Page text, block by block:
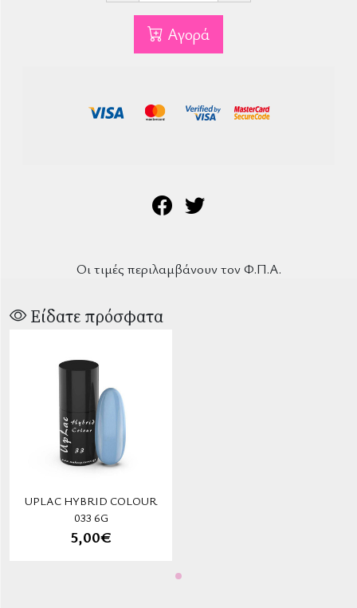
Αγορά
Οι τιμές περιλαμβάνουν τον Φ.Π.Α.
Είδατε πρόσφατα
UPLAC HYBRID COLOUR
033 6G
5,00€